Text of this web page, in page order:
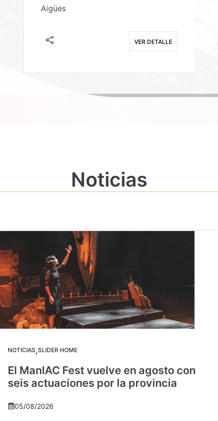
Aigües
VER DETALLE
Noticias
NOTICIAS,SLIDER HOME
El ManIAC Fest vuelve en agosto con
seis actuaciones por la provincia
05/08/2026